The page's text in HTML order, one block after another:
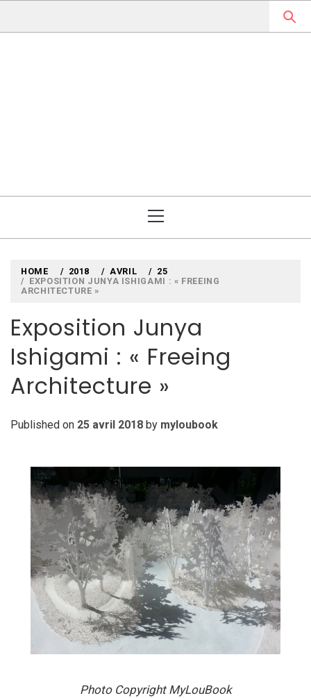
Menu
HOME 2018 AVRIL
25
EXPOSITION JUNYA ISHIGAMI : « FREEING
ARCHITECTURE »
Exposition Junya
Ishigami : « Freeing
Architecture »
Published on 25 avril 2018 by myloubook
Photo Copyright MyLouBook